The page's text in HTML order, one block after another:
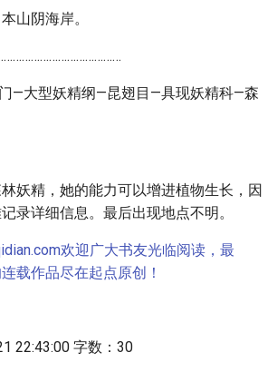
山阴海岸。
—大型妖精纲—昆翅目—具现妖精科—森
妖精，她的能力可以增进植物生长，因
录详细信息。最后出现地点不明。
欢迎广大书友光临阅读，最
载作品尽在起点原创！
22:43:00 字数：30